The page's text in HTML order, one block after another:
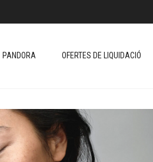
PANDORA OFERTES DE LIQUIDACIÓ